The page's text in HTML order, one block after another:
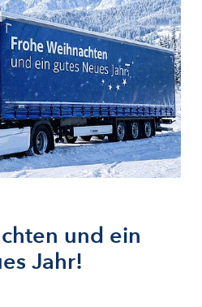
und ein
Jahr!